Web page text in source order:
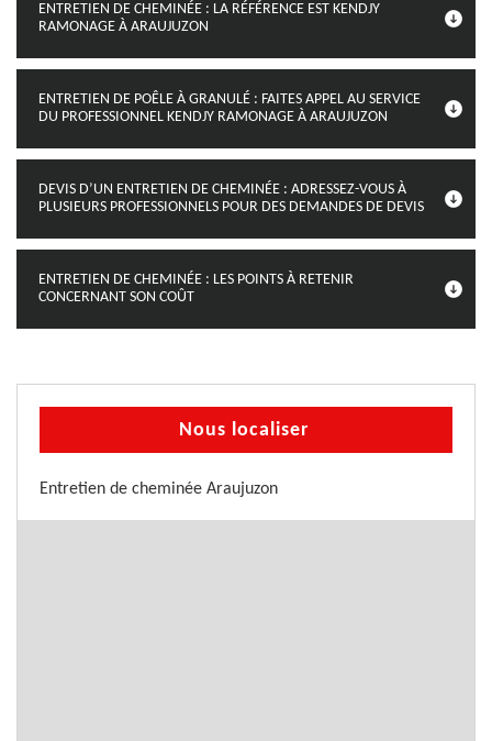
ENTRETIEN DE CHEMINÉE : LA RÉFÉRENCE EST KENDJY
RAMONAGE À ARAUJUZON
ENTRETIEN DE POÊLE À GRANULÉ : FAITES APPEL AU SERVICE
DU PROFESSIONNEL KENDJY RAMONAGE À ARAUJUZON
DEVIS D’UN ENTRETIEN DE CHEMINÉE : ADRESSEZ-VOUS À
PLUSIEURS PROFESSIONNELS POUR DES DEMANDES DE DEVIS
ENTRETIEN DE CHEMINÉE : LES POINTS À RETENIR
CONCERNANT SON COÛT
Nous localiser
Entretien de cheminée Araujuzon